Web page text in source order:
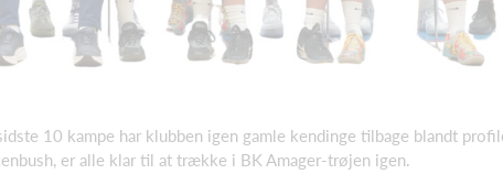
10 kampe har klubben igen gamle kendinge tilbage blandt
er alle klar til at trække i BK Amager-trøjen igen.